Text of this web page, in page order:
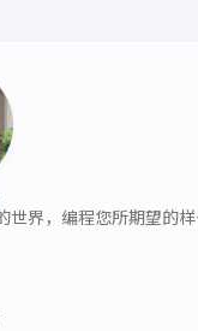
世界，编程您所期望的样